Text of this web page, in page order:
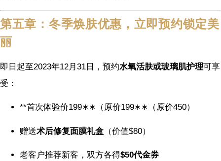
第五章：冬季焕肤优惠，立即预约锁定美
丽
即日起至2023年12月31日，预约水氧活肤或玻璃肌护理可享
受：
**首次体验价199∗∗（原价199∗ ∗ （原价450）
赠送术后修复面膜礼盒 （价值$80）
老客户推荐新客，双方各得$50代金券